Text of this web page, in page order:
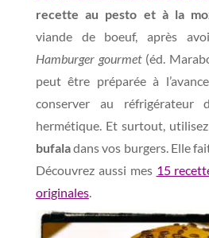
recette au pesto et à la
viande de boeuf, après
Hamburger gourmet(éd.
peut être préparée à
conserver au
hermétique. Et surtout,
bufaladans vos burgers. Elle
Découvrez aussi mes 15
originales.